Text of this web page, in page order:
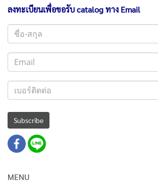
ลงทะเบียนเพื่อขอรับ catalog ทาง Email
Subscribe
MENU